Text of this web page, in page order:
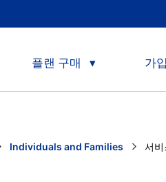
플랜 구매 가
Individuals and Families 서비